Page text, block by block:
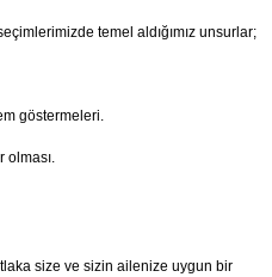
temel aldığımız unsurlar;
göstermeleri.
olması.
size ve sizin ailenize uygun bir